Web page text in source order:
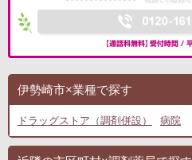
伊勢崎市×業種で探す
ドラッグストア（調剤併設） 病院